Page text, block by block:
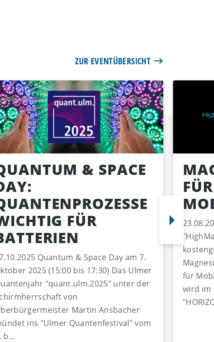
ZUR EVENTÜBERSICHT
& SPACE
FÜR
Quantum & Space Day am 7.
2025 (15:00 bis 17:30) Das Ulmer
"quant.ulm.2025" unter der
von
Martin Ansbacher
ins "Ulmer Quantenfestival" vom
b...
FÜR
für
wird im